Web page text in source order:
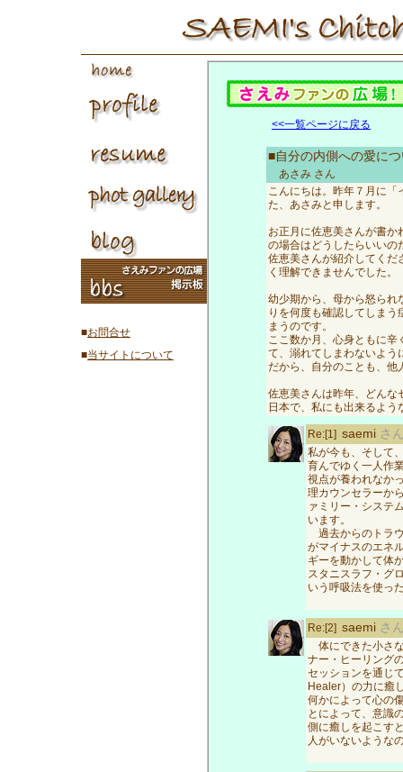
■お問合せ
■当サイトについて
<<一覧ページに戻る
■自分の内側への愛に
あさみ さん
こんにちは。昨年７月に
た、あさみと申します。
お正月に佐恵美さんが書
の場合はどうしたらいいの
佐恵美さんが紹介してくだ
く理解できませんでした。
幼少期から、母から怒られ
りを何度も確認してしま
まうのです。
ここ数か月、心身ともに
て、溺れてしまわないよう
だから、自分のことも、他
佐恵美さんは昨年、どんな
日本で、私にも出来るよ
Re:[1] saemi さ
私が今も、そして
育んでゆく一人作
視点が養われなか
理カウンセラーか
ァミリー・システ
います。
過去からのトラ
がマイナスのエネ
ギーを動かして体
スタニスラフ・グ
いう呼吸法を使っ
Re:[2] saemi さ
体にできた小さ
ナー・ヒーリング
セッションを通じ
Healer）の力に癒
何かによって心の
とによって、意識
側に癒しを起こす
人がいないような